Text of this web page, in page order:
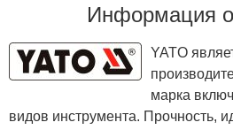
Информация
YATO
марка
видов инструмента. Прочность,